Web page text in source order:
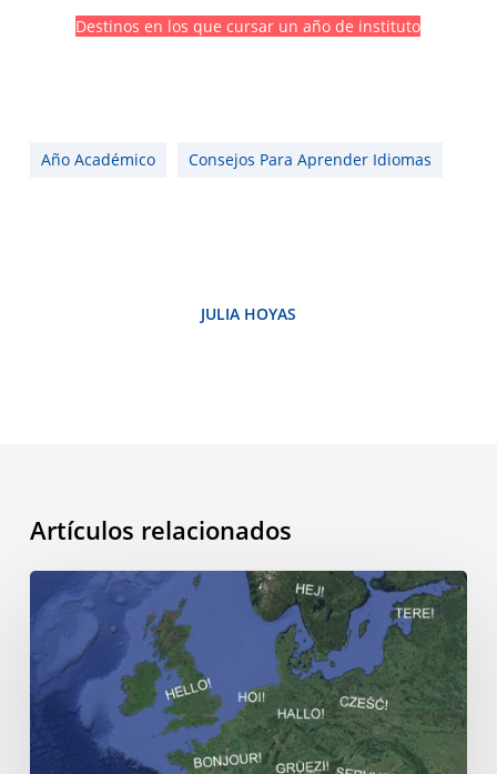
Destinos en los que cursar un año de instituto
Año Académico Consejos Para Aprender Idiomas
JULIA HOYAS
Artículos relacionados
pertenece
a
aquellos
que